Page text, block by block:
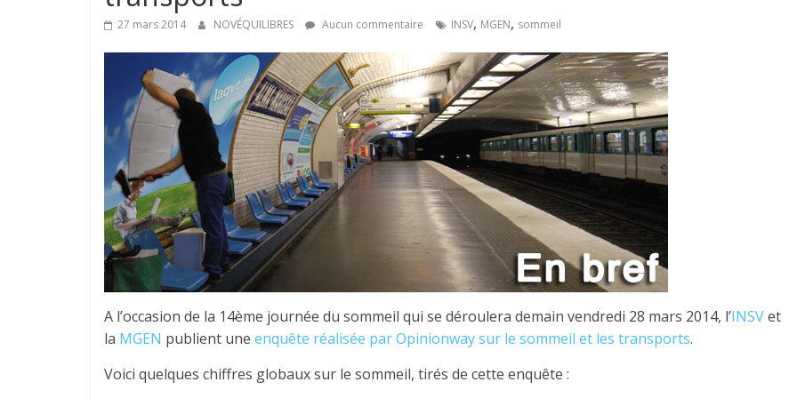
27 mars 2014 NOVÉQUILIBRES Aucun commentaire INSV, MGEN, sommeil
A l’occasion de la 14ème journée du sommeil qui se déroulera demain vendredi 28 mars 2014, l’INSVet
la MGEN publient une enquête réalisée par Opinionway sur le sommeil et les transports.
Voici quelques chiffres globaux sur le sommeil, tirés de cette enquête :